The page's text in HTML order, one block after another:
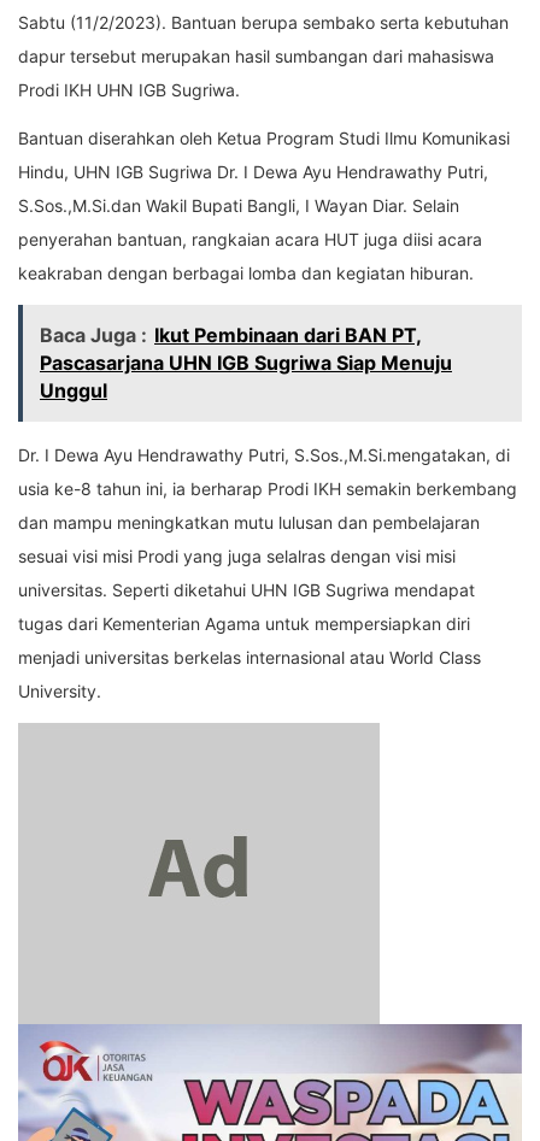
Sabtu (11/2/2023). Bantuan berupa sembako serta kebutuhan
dapur tersebut merupakan hasil sumbangan dari mahasiswa
Prodi IKH UHN IGB Sugriwa.
Bantuan diserahkan oleh Ketua Program Studi Ilmu Komunikasi
Hindu, UHN IGB Sugriwa Dr. I Dewa Ayu Hendrawathy Putri,
S.Sos.,M.Si.dan Wakil Bupati Bangli, I Wayan Diar. Selain
penyerahan bantuan, rangkaian acara HUT juga diisi acara
keakraban dengan berbagai lomba dan kegiatan hiburan.
Baca Juga : Ikut Pembinaan dari BAN PT,
Pascasarjana UHN IGB Sugriwa Siap Menuju
Unggul
Dr. I Dewa Ayu Hendrawathy Putri, S.Sos.,M.Si.mengatakan, di
usia ke-8 tahun ini, ia berharap Prodi IKH semakin berkembang
dan mampu meningkatkan mutu lulusan dan pembelajaran
sesuai visi misi Prodi yang juga selalras dengan visi misi
universitas. Seperti diketahui UHN IGB Sugriwa mendapat
tugas dari Kementerian Agama untuk mempersiapkan diri
menjadi universitas berkelas internasional atau World Class
University.